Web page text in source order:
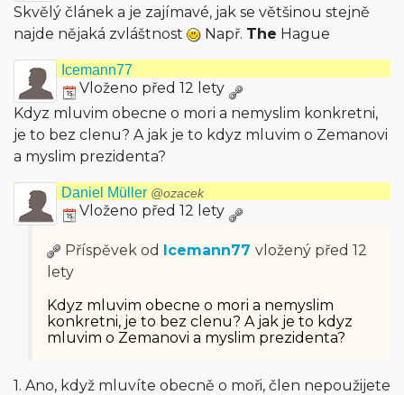
Skvělý článek a je zajímavé, jak se většinou stejně
najde nějaká zvláštnost
Např. The Hague
Icemann77
Vloženo před 12 lety
Kdyz mluvim obecne o mori a nemyslim konkretni,
je to bez clenu? A jak je to kdyz mluvim o Zemanovi
a myslim prezidenta?
Daniel Müller @ozacek
Vloženo před 12 lety
Příspěvek od Icemann77 vložený před 12
lety
Kdyz mluvim obecne o mori a nemyslim
konkretni, je to bez clenu? A jak je to kdyz
mluvim o Zemanovi a myslim prezidenta?
1. Ano, když mluvíte obecně o moři, člen nepoužijete